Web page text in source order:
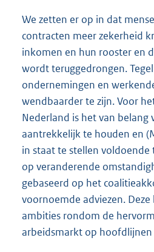
We zetten er op in dat
contracten meer zekerheid
inkomen en hun rooster en
wordt teruggedrongen.
ondernemingen en
wendbaarder te zijn. Voor
Nederland is het van belang
aantrekkelijk te houden en
in staat te stellen
op veranderende
gebaseerd op het
voornoemde adviezen.
ambities rondom de
arbeidsmarkt op